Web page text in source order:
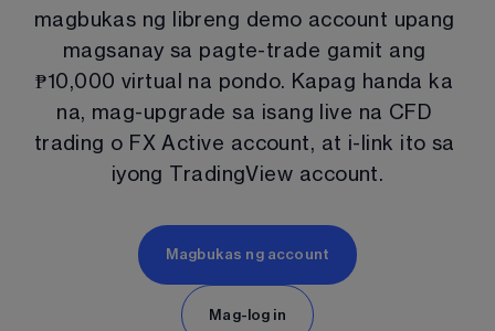
magbukas ng libreng demo account upang
magsanay sa pagte-trade gamit ang
₱10,000 virtual na pondo. Kapag handa ka
na, mag-upgrade sa isang live na CFD
trading o FX Active account, at i-link ito sa
iyong TradingView account.
Magbukas ng account
Mag-log in